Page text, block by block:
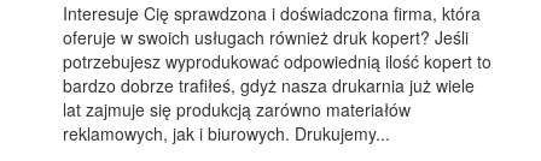
Interesuje Cię sprawdzona i doświadczona firma, która
oferuje w swoich usługach również druk kopert? Jeśli
potrzebujesz wyprodukować odpowiednią ilość kopert to
bardzo dobrze trafiłeś, gdyż nasza drukarnia już wiele
lat zajmuje się produkcją zarówno materiałów
reklamowych, jak i biurowych. Drukujemy...